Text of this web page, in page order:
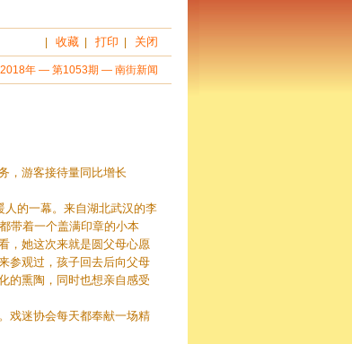
收藏| 打印 关闭
2018年— 第1053期 — 南街新闻
，游客接待量同比增长
人的一幕。来自湖北武汉的李
带着一个盖满印章的小本
，她这次来就是圆父母心愿
参观过，孩子回去后向父母
的熏陶，同时也想亲自感受
戏迷协会每天都奉献一场精